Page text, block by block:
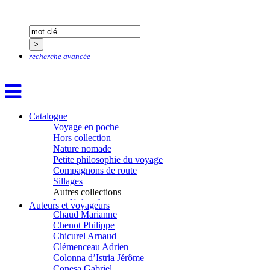
recherche avancée
Catalogue
Voyage en poche
Hors collection
Nature nomade
Petite philosophie du voyage
Compagnons de route
Sillages
Autres collections
La clé des champs
Chemins d’étoiles
Visions
Auteurs et voyageurs
Buchy Franck
Buffon Bertrand
Buiron Daphné
Busquet Gérard
Carbonnaux Stéphan
Caritey Rémi
Carrau Noak
Caufriez Anne
Chérel Guillaume
Chambost Germain
Chapuis Éric
Chapuis Amandine
Chastel Marie
Chaud Marianne
Chenot Philippe
Chicurel Arnaud
Clémenceau Adrien
Colonna d’Istria Jérôme